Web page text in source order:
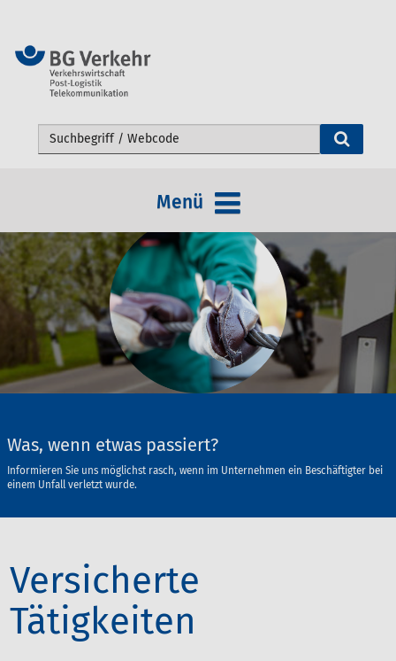
Webseite durchsuchen
Menü
Was, wenn etwas passiert?
Informieren Sie uns möglichst rasch, wenn im Unternehmen ein Beschäftigter bei
einem Unfall verletzt wurde.
Versicherte
Tätigkeiten